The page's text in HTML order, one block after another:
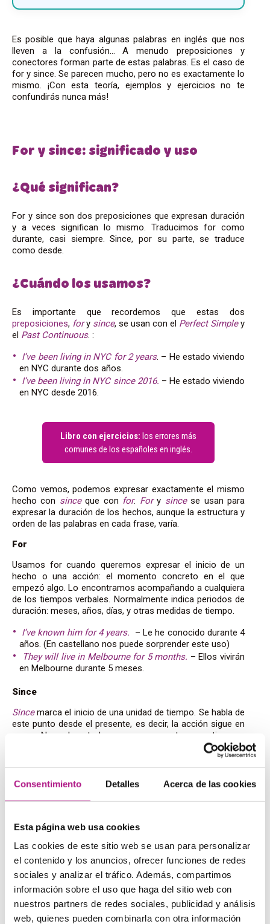
Consentimiento Detalles Acerca de las cookies
Esta página web usa cookies
Las cookies de este sitio web se usan para personalizar
el contenido y los anuncios, ofrecer funciones de redes
sociales y analizar el tráfico. Además, compartimos
información sobre el uso que haga del sitio web con
nuestros partners de redes sociales, publicidad y análisis
web, quienes pueden combinarla con otra información
Es posible que haya algunas palabras en inglés que nos
lleven a la confusión… A menudo preposiciones y
conectores forman parte de estas palabras. Es el caso de
for y since. Se parecen mucho, pero no es exactamente lo
mismo. ¡Con esta teoría, ejemplos y ejercicios no te
confundirás nunca más!
For y since: significado y uso
¿Qué significan?
For y since son dos preposiciones que expresan duración
y a veces significan lo mismo. Traducimos for como
durante, casi siempre. Since, por su parte, se traduce
como desde.
¿Cuándo los usamos?
Es importante que recordemos que estas dos
preposiciones, fory since, se usan con el Perfect Simpley
el Past Continuous. :
I’ve been living in NYC for 2 years. – He estado viviendo
en NYC durante dos años.
I’ve been living in NYC since 2016. – He estado viviendo
en NYC desde 2016.
Libro con ejercicios: los errores más
comunes de los españoles en inglés.
Como vemos, podemos expresar exactamente el mismo
hecho con sinceque con for. Fory sincese usan para
expresar la duración de los hechos, aunque la estructura y
orden de las palabras en cada frase, varía.
For
Usamos for cuando queremos expresar el inicio de un
hecho o una acción: el momento concreto en el que
empezó algo. Lo encontramos acompañando a cualquiera
de los tiempos verbales. Normalmente indica periodos de
duración: meses, años, días, y otras medidas de tiempo.
I’ve known him for 4 years. – Le he conocido durante 4
años. (En castellano nos puede sorprender este uso)
They will live in Melbourne for 5 months. – Ellos vivirán
en Melbourne durante 5 meses.
Since
Sincemarca el inicio de una unidad de tiempo. Se habla de
este punto desde el presente, es decir, la acción sigue en
curso. Normalmente lo vamos a encontrar con tiempos
I haven’t seen Patrick since last week.– No he visto a
Patrick desde la semana pasada.
ganado el concurso cada año, desde 2010.
Otros usos de for y since
Hasta aquí hemos hablado de las similitudes al expresar
duración de eventos y de otras unidades de tiempo. Pero
no hay que olvidar que estar dos preposiciones a veces
expresan cosas completamente diferentes.
This present is for you.
– Este regalo es para ti.